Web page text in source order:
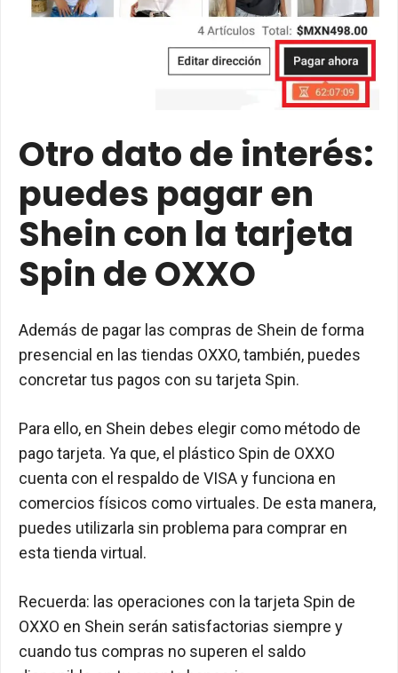
Otro dato de interés:
puedes pagar en
Shein con la tarjeta
Spin de OXXO
Además de pagar las compras de Shein de forma
presencial en las tiendas OXXO, también, puedes
concretar tus pagos con su tarjeta Spin.
Para ello, en Shein debes elegir como método de
pago tarjeta. Ya que, el plástico Spin de OXXO
cuenta con el respaldo de VISA y funciona en
comercios físicos como virtuales. De esta manera,
puedes utilizarla sin problema para comprar en
esta tienda virtual.
Recuerda: las operaciones con la tarjeta Spin de
OXXO en Shein serán satisfactorias siempre y
cuando tus compras no superen el saldo